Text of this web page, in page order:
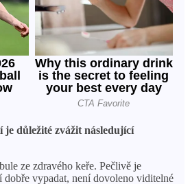
je důležité zvážit následující
ze zdravého keře. Pečlivě je
dobře vypadat, není dovoleno viditelné